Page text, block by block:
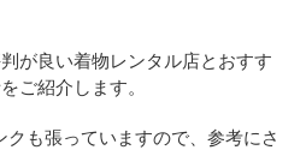
が良い着物レンタル店とおすす
ご紹介します。
も張っていますので、参考にさ